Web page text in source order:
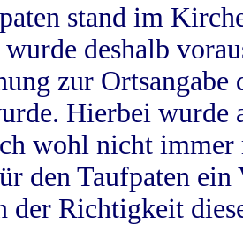
stand im
deshalb
zur
Hierbei wurde
wohl nicht
den Taufpaten
der Richtigkeit